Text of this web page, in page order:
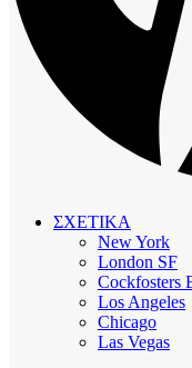
ΣΧΕΤΙΚΑ
New York
London SF
Cockfosters
Los Angeles
Chicago
Las Vegas